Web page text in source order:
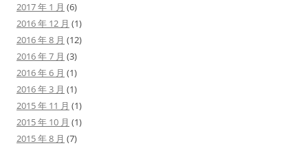
2017 年 1 月 (6)
2016 年 12 月 (1)
2016 年 8 月 (12)
2016 年 7 月 (3)
2016 年 6 月 (1)
2016 年 3 月 (1)
2015 年 11 月 (1)
2015 年 10 月 (1)
2015 年 8 月 (7)